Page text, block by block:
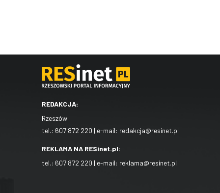
REDAKCJA:
Rzeszów
tel.: 607 872 220 | e-mail: redakcja@resinet.pl
REKLAMA NA RESinet.pl:
tel.: 607 872 220 | e-mail: reklama@resinet.pl